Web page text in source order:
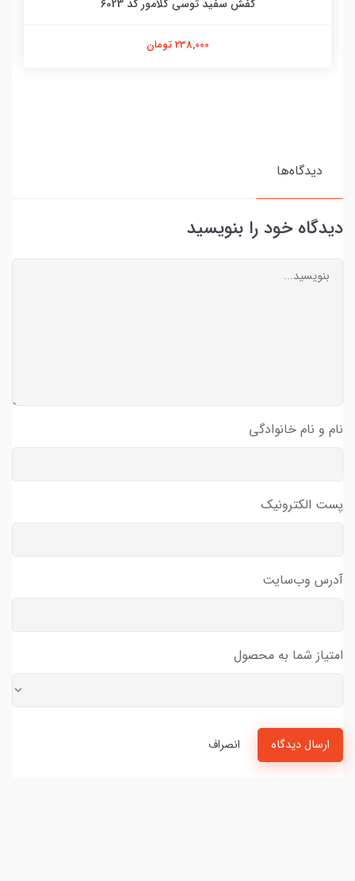
کفش سفید توسی گلامور کد 6023
238,000 تومان
دیدگاه‌ها
دیدگاه خود را بنویسید
نام و نام خانوادگی
پست الکترونیک
آدرس وب‌سایت
امتیاز شما به محصول
ارسال دیدگاه انصراف